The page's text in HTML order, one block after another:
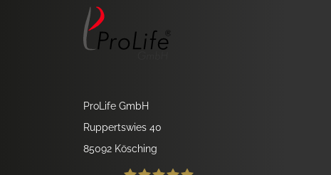
ProLife GmbH
Ruppertswies 40
85092 Kösching